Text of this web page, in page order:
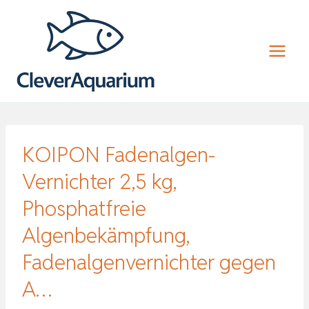
KOIPON Fadenalgen-
Vernichter 2,5 kg,
Phosphatfreie
Algenbekämpfung,
Fadenalgenvernichter gegen
A…